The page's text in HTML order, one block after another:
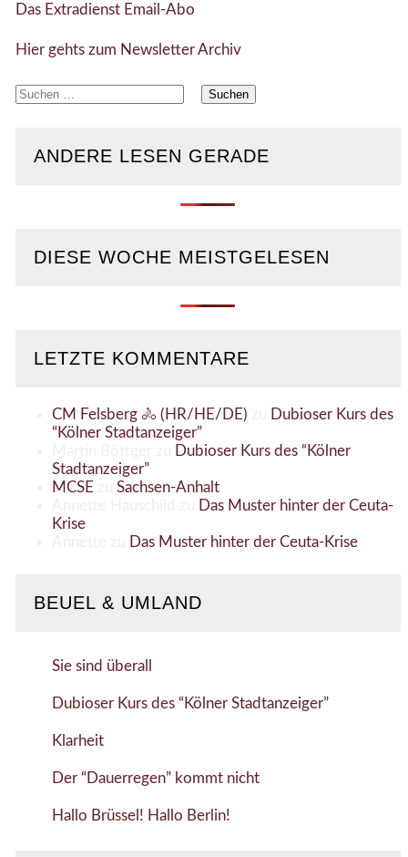
Das Extradienst Email-Abo
Hier gehts zum Newsletter Archiv
Suchen
ANDERE LESEN GERADE
DIESE WOCHE MEISTGELESEN
LETZTE KOMMENTARE
CM Felsberg 🚴 (HR/HE/DE)
Dubioser Kurs des
“Kölner Stadtanzeiger”
Dubioser Kurs des “Kölner
Stadtanzeiger”
MCSE
Sachsen-Anhalt
Das Muster hinter der Ceuta-
Krise
Das Muster hinter der Ceuta-Krise
BEUEL & UMLAND
Sie sind überall
Dubioser Kurs des “Kölner Stadtanzeiger”
Klarheit
Der “Dauerregen” kommt nicht
Hallo Brüssel! Hallo Berlin!